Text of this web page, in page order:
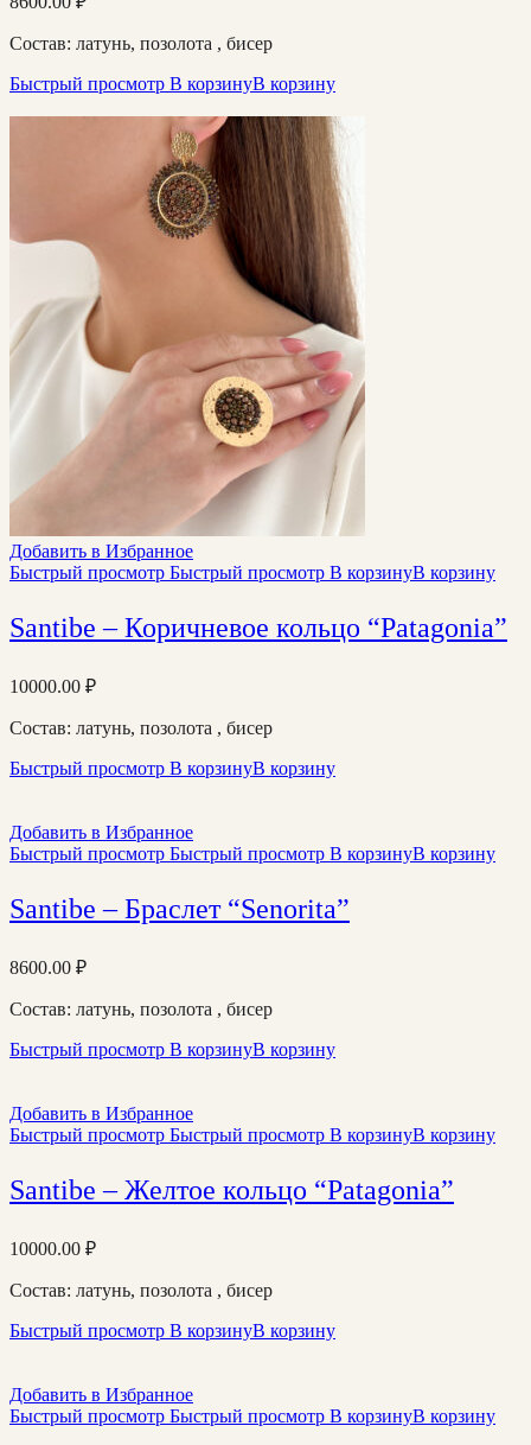
Состав: латунь, позолота , бисер
Быстрый просмотр В корзинуВ корзину
Добавить в Избранное
Быстрый просмотр Быстрый просмотр В корзинуВ корзину
Santibe – Коричневое кольцо “Patagonia”
10000.00 ₽
Состав: латунь, позолота , бисер
Быстрый просмотр В корзинуВ корзину
Добавить в Избранное
Быстрый просмотр Быстрый просмотр В корзинуВ корзину
Santibe – Браслет “Senorita”
8600.00 ₽
Состав: латунь, позолота , бисер
Быстрый просмотр В корзинуВ корзину
Добавить в Избранное
Быстрый просмотр Быстрый просмотр В корзинуВ корзину
Santibe – Желтое кольцо “Patagonia”
10000.00 ₽
Состав: латунь, позолота , бисер
Быстрый просмотр В корзинуВ корзину
Добавить в Избранное
Быстрый просмотр Быстрый просмотр В корзинуВ корзину